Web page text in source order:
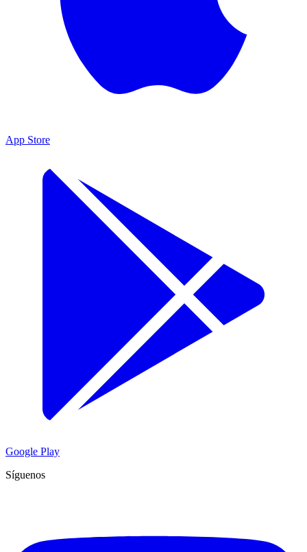
App Store
Google Play
Síguenos